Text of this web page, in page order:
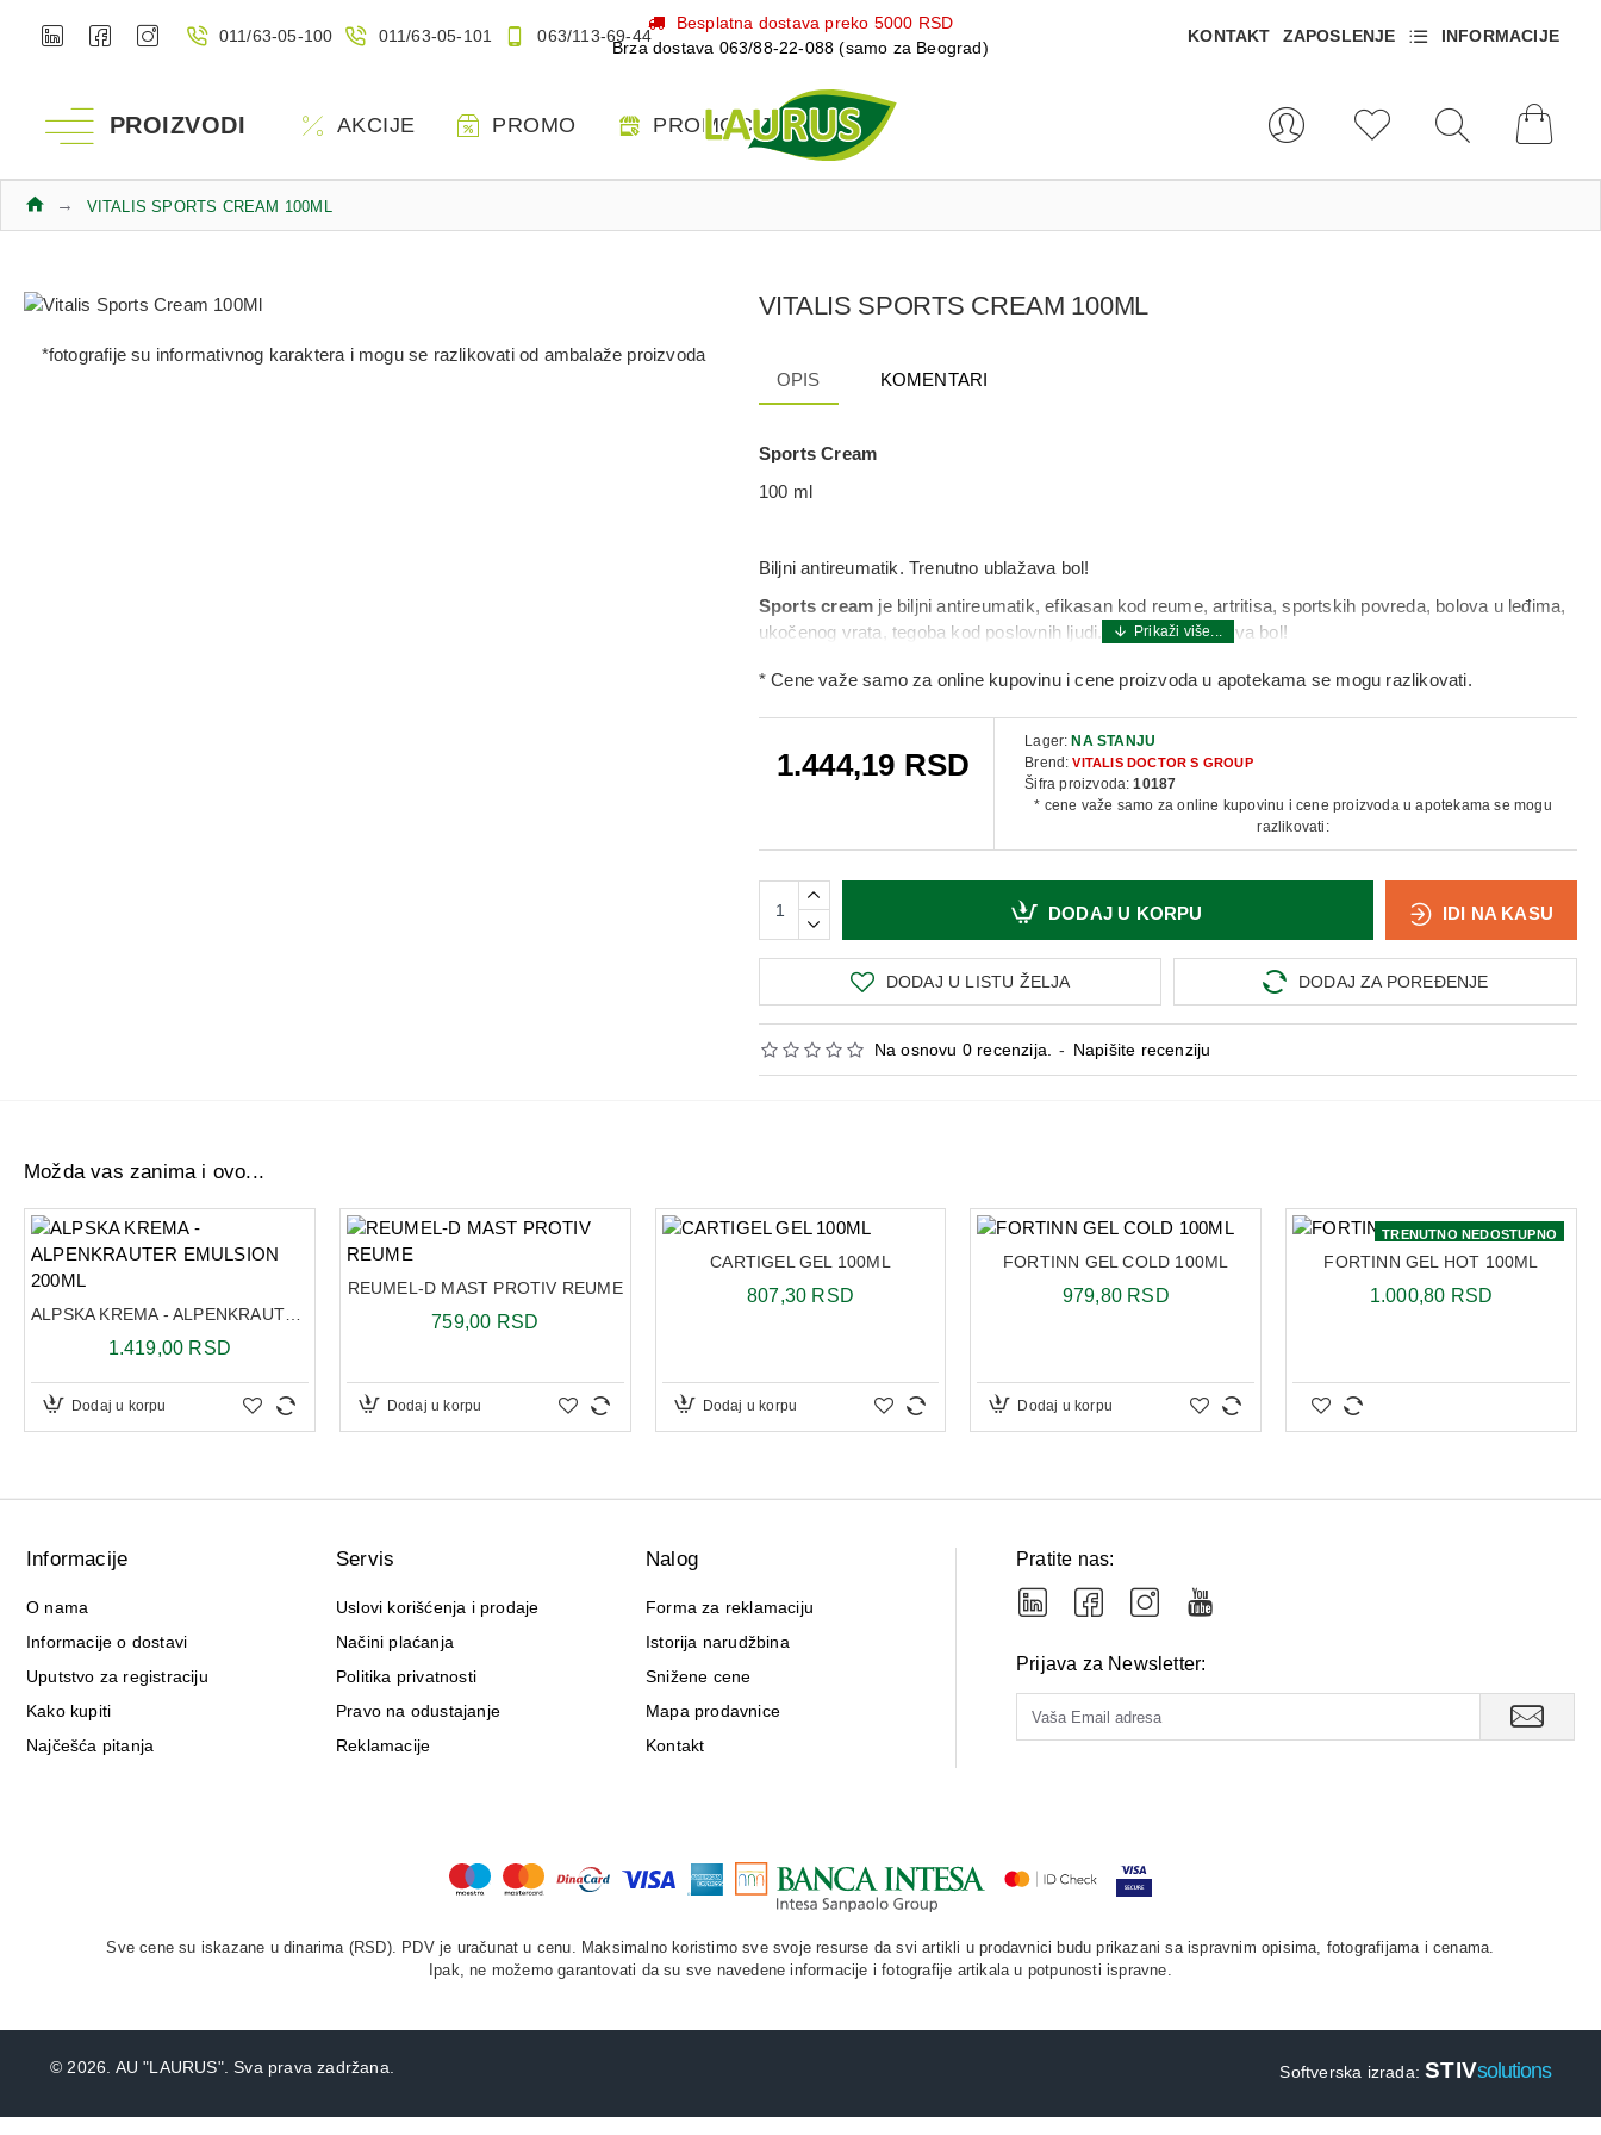
011/63-05-100 011/63-05-101 063/113-69-44
Besplatna dostava preko 5000 RSD
Brza dostava 063/88-22-088 (samo za Beograd)
KONTAKT ZAPOSLENJE INFORMACIJE
PROIZVODI AKCIJE PROMO PROMOCIJE
VITALIS SPORTS CREAM 100ML
*fotografije su informativnog karaktera i mogu se razlikovati od ambalaže proizvoda
VITALIS SPORTS CREAM 100ML
OPIS KOMENTARI
Sports Cream
100 ml
Biljni antireumatik. Trenutno ublažava bol!
Sports cream je biljni antireumatik, efikasan kod reume, artritisa, sportskih povreda, bolova u leđima,
ukočenog vrata, tegoba kod poslovnih ljudi. Trenutno ublažava bol!
Eukaliptus, nana, ruzmarin i aloe vera će vratiti mladost Vašim zglobovima!
Zaustavlja reumatske i sportske bolove.
Način upotrebe: Naneti malu količinu kreme na dlan ruke, a zatim lagano utrljati na tretirani deo tela
uz masiranje, dok se krema ne upije u kožu.
* Cene važe samo za online kupovinu i cene proizvoda u apotekama se mogu razlikovati.
Na osnovu 0 recenzija. - Napišite recenziju
1.444,19 RSD
Lager: NA STANJU
Brend: VITALIS DOCTOR S GROUP
Šifra proizvoda: 10187
* cene važe samo za online kupovinu i cene proizvoda u apotekama se mogu
razlikovati:
DODAJ U KORPU IDI NA KASU
DODAJ U LISTU ŽELJA DODAJ ZA POREĐENJE
Možda vas zanima i ovo...
ALPSKA KREMA - ALPENKRAUTER EMULSION 200ML
1.419,00 RSD
Dodaj u korpu
REUMEL-D MAST PROTIV REUME
759,00 RSD
Dodaj u korpu
CARTIGEL GEL 100ML
807,30 RSD
Dodaj u korpu
FORTINN GEL COLD 100ML
979,80 RSD
Dodaj u korpu
TRENUTNO NEDOSTUPNO
FORTINN GEL HOT 100ML
1.000,80 RSD
Informacije
O nama
Informacije o dostavi
Uputstvo za registraciju
Kako kupiti
Najčešća pitanja
Servis
Uslovi korišćenja i prodaje
Načini plaćanja
Politika privatnosti
Pravo na odustajanje
Reklamacije
Nalog
Forma za reklamaciju
Istorija narudžbina
Snižene cene
Mapa prodavnice
Kontakt
Pratite nas:
Prijava za Newsletter:
Sve cene su iskazane u dinarima (RSD). PDV je uračunat u cenu. Maksimalno koristimo sve svoje resurse da svi artikli u prodavnici budu prikazani sa ispravnim opisima, fotografijama i cenama.
Ipak, ne možemo garantovati da su sve navedene informacije i fotografije artikala u potpunosti ispravne.
© 2026. AU "LAURUS". Sva prava zadržana. Softverska izrada:STIVsolutions